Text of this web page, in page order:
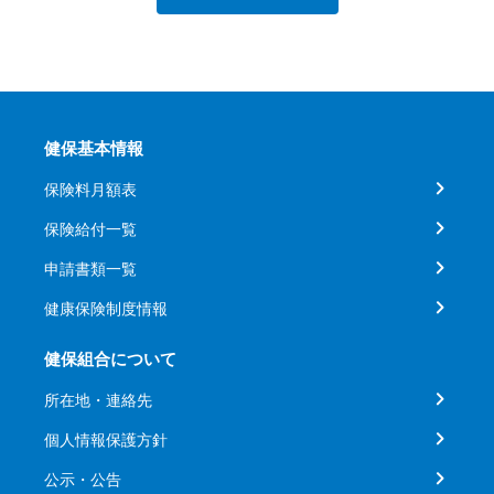
健保基本情報
保険料月額表
保険給付一覧
申請書類一覧
健康保険制度情報
健保組合について
所在地・連絡先
個人情報保護方針
公示・公告